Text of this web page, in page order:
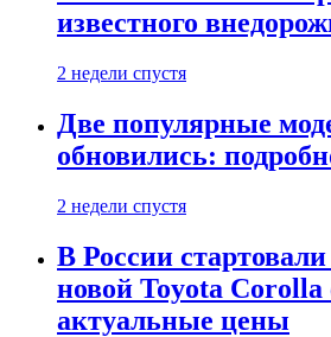
известного
2 недели спустя
Две популярные
обновились:
2 недели спустя
В России
новой Toyota Corolla
актуальные цены